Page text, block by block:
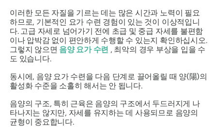
이러한 모든 자질을 기르는 데는 많은 시간과 노력이 필요
하므로, 기본적인 요가 수련 경험이 있는 것이 이상적입니
다. 고급 자세로 넘어가기 전에 초급 및 중급 자세를 불편함
이나 압박감 없이 편안하게 수행할 수 있는지 확인하십시오.
그렇지 않으면 음양 요가 수련 , 최악의 경우 부상을 입을 수
도 있습니다.
동시에, 음양 요가 수련을 다음 단계로 끌어올릴 때 양(陽)의
활성화 수준을 소홀히 해서는 안 됩니다.
음양의 구조, 특히 근육은 음양의 구조에서 두드러지게 나
타나지는 않지만, 자세를 유지하는 데 사용되므로 음양의
균형이 중요합니다.